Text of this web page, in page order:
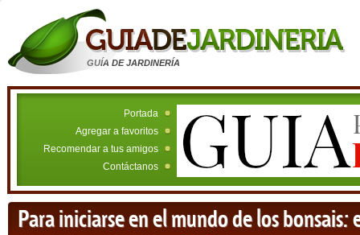
GUÍA DE JARDINERÍA
Portada
Agregar a favoritos
Recomendar a tus amigos
Contáctanos
Para iniciarse en el mundo de los bonsais: